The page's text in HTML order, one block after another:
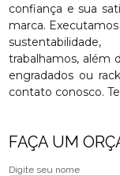
confiança e sua
marca.
trabalhamos, além
engradados ou
contato conosco.
FAÇA UM
Digite seu nome